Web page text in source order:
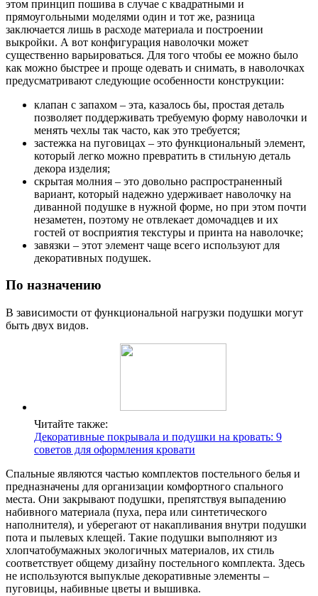
этом принцип пошива в случае с квадратными и
прямоугольными моделями один и тот же, разница
заключается лишь в расходе материала и построении
выкройки. А вот конфигурация наволочки может
существенно варьироваться. Для того чтобы ее можно было
как можно быстрее и проще одевать и снимать, в наволочках
предусматривают следующие особенности конструкции:
клапан с запахом – эта, казалось бы, простая деталь
позволяет поддерживать требуемую форму наволочки и
менять чехлы так часто, как это требуется;
застежка на пуговицах – это функциональный элемент,
который легко можно превратить в стильную деталь
декора изделия;
скрытая молния – это довольно распространенный
вариант, который надежно удерживает наволочку на
диванной подушке в нужной форме, но при этом почти
незаметен, поэтому не отвлекает домочадцев и их
гостей от восприятия текстуры и принта на наволочке;
завязки – этот элемент чаще всего используют для
декоративных подушек.
По назначению
В зависимости от функциональной нагрузки подушки могут
быть двух видов.
Читайте также:
Декоративные покрывала и подушки на кровать: 9
советов для оформления кровати
Спальные являются частью комплектов постельного белья и
предназначены для организации комфортного спального
места. Они закрывают подушки, препятствуя выпадению
набивного материала (пуха, пера или синтетического
наполнителя), и уберегают от накапливания внутри подушки
пота и пылевых клещей. Такие подушки выполняют из
хлопчатобумажных экологичных материалов, их стиль
соответствует общему дизайну постельного комплекта. Здесь
не используются выпуклые декоративные элементы –
пуговицы, набивные цветы и вышивка.